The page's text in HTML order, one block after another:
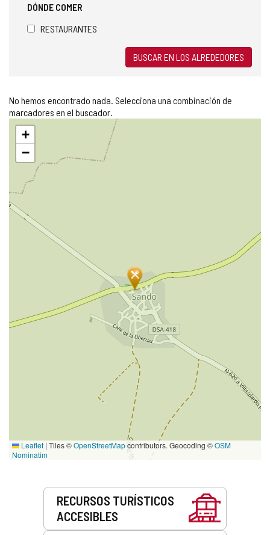
DÓNDE COMER
RESTAURANTES
BUSCAR EN LOS ALREDEDORES
No hemos encontrado nada. Selecciona una combinación de
marcadores en el buscador.
Saltar
mapa
+
−
Leaflet | Tiles ©OpenStreetMapcontributors. Geocoding ©OSM
Nominatim
RECURSOS TURÍSTICOS
ACCESIBLES